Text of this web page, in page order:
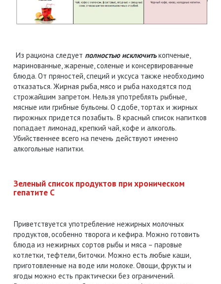
Из рациона следует полностью исключитькопченые,
маринованные, жареные, соленые и консервированные
блюда. От пряностей, специй и уксуса также необходимо
отказаться. Жирная рыба, мясо и рыба находятся под
строжайшим запретом. Нельзя употреблять рыбные,
мясные или грибные бульоны. О сдобе, тортах и жирных
пирожных придется позабыть. В красный список напитков
попадает лимонад, крепкий чай, кофе и алкоголь.
Убийственнее всего на печень действуют именно
алкогольные напитки.
Зеленый список продуктов при хроническом
гепатите С
Приветствуется употребление нежирных молочных
продуктов, особенно творога и кефира. Можно готовить
блюда из нежирных сортов рыбы и мяса – паровые
котлетки, тефтели, биточки. Можно есть любые каши,
приготовленные на воде или молоке. Овощи, фрукты и
ягоды можно есть практически без ограничений.